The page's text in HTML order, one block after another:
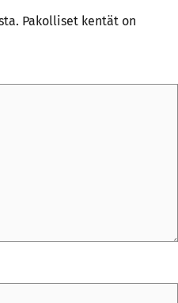
Pakolliset kentät on